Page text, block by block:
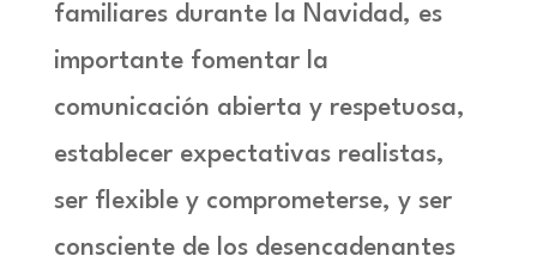
familiares durante la Navidad, es
importante fomentar la
comunicación abierta y respetuosa,
establecer expectativas realistas,
ser flexible y comprometerse, y ser
consciente de los desencadenantes